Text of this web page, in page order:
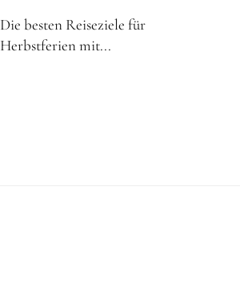
Die besten Reiseziele für
Herbstferien mit...